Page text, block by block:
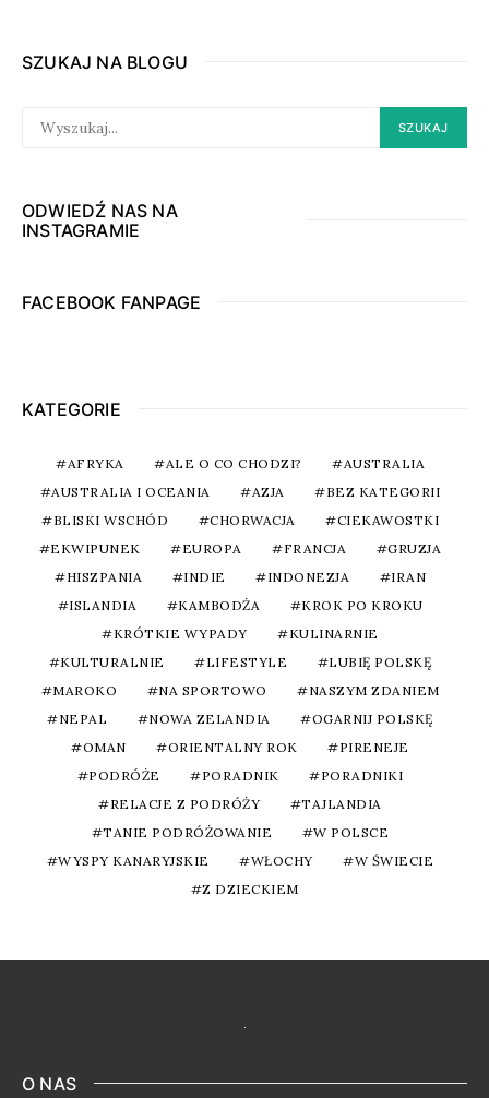
SZUKAJ NA BLOGU
FOR:
SZUKAJ
ODWIEDŹ NAS NA
INSTAGRAMIE
FACEBOOK FANPAGE
KATEGORIE
AFRYKA ALE O CO CHODZI?
AUSTRALIA
AUSTRALIA I OCEANIA
AZJA
BEZ KATEGORII
BLISKI WSCHÓD
CHORWACJA
CIEKAWOSTKI
EKWIPUNEK
EUROPA FRANCJA
GRUZJA
HISZPANIA
INDIE INDONEZJA
IRAN
ISLANDIA
KAMBODŻA
KROK PO KROKU
KRÓTKIE WYPADY
KULINARNIE
KULTURALNIE
LIFESTYLE
LUBIĘ POLSKĘ
MAROKO
NA SPORTOWO
NASZYM ZDANIEM
NEPAL
NOWA ZELANDIA
OGARNIJ POLSKĘ
OMAN
ORIENTALNY ROK
PIRENEJE
PODRÓŻE
PORADNIK
PORADNIKI
RELACJE Z PODRÓŻY
TAJLANDIA
TANIE PODRÓŻOWANIE
W POLSCE
WYSPY KANARYJSKIE
WŁOCHY
W ŚWIECIE
Z DZIECKIEM
O NAS